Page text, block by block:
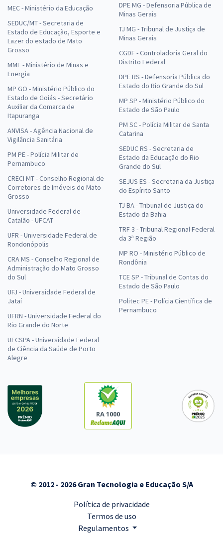
MEC - Ministério da Educação
SEDUC/MT - Secretaria de
Estado de Educação, Esporte e
Lazer do estado de Mato
Grosso
MME - Ministério de Minas e
Energia
MP GO - Ministério Público do
Estado de Goiás - Secretário
Auxiliar da Comarca de
Itapuranga
ANVISA - Agência Nacional de
Vigilância Sanitária
PM PE - Polícia Militar de
Pernambuco
CRECI MT - Conselho Regional de
Corretores de Imóveis do Mato
Grosso
Universidade Federal de
Catalão - UFCAT
UFR - Universidade Federal de
Rondonópolis
CRA MS - Conselho Regional de
Administração do Mato Grosso
do Sul
UFJ - Universidade Federal de
Jataí
UFRN - Universidade Federal do
Rio Grande do Norte
UFCSPA - Universidade Federal
de Ciência da Saúde de Porto
Alegre
DPE MG - Defensoria Pública de
Minas Gerais
TJ MG - Tribunal de Justiça de
Minas Gerais
CGDF - Controladoria Geral do
Distrito Federal
DPE RS - Defensoria Pública do
Estado do Rio Grande do Sul
MP SP - Ministério Público do
Estado de São Paulo
PM SC - Polícia Militar de Santa
Catarina
SEDUC RS - Secretaria de
Estado da Educação do Rio
Grande do Sul
SEJUS ES - Secretaria da Justiça
do Espírito Santo
TJ BA - Tribunal de Justiça do
Estado da Bahia
TRF 3 - Tribunal Regional Federal
da 3ª Região
MP RO - Ministério Público de
Rondônia
TCE SP - Tribunal de Contas do
Estado de São Paulo
Politec PE - Polícia Científica de
Pernambuco
RA 1000
© 2012 - 2026 Gran Tecnologia e Educação S/A
Política de privacidade
Termos de uso
Regulamentos